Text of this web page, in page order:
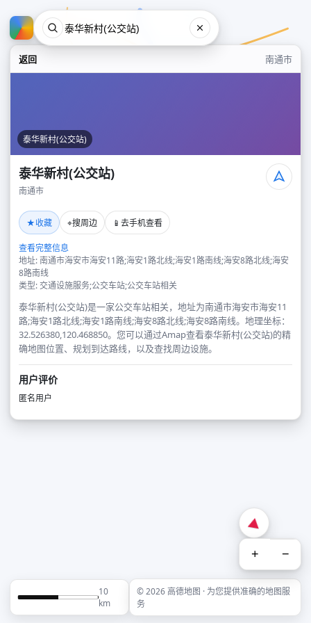
返回 南通市
泰华新村(公交站)
泰华新村(公交站)
南通市
★收藏 ⌖搜周边 📱 去手机查看
查看完整信息
地址: 南通市海安市海安11路;海安1路北线;海安1路南线;海安8路北线;海安
8路南线
类型: 交通设施服务;公交车站;公交车站相关
泰华新村(公交站)是一家公交车站相关，地址为南通市海安市海安11
路;海安1路北线;海安1路南线;海安8路北线;海安8路南线。地理坐标：
32.526380,120.468850。您可以通过Amap查看泰华新村(公交站)的精
确地图位置、规划到达路线，以及查找周边设施。
用户评价
匿名用户
+ −
10
km
© 2026 高德地图 · 为您提供准确的地图服
务